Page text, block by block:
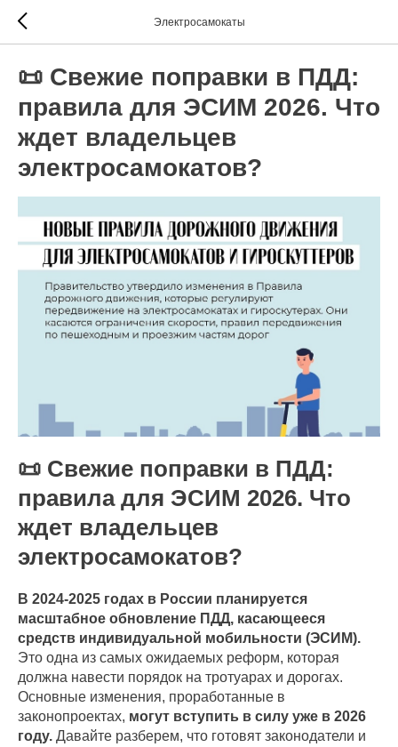
Электросамокаты
📜 Свежие поправки в ПДД:
правила для ЭСИМ 2026. Что
ждет владельцев
электросамокатов?
📜 Свежие поправки в ПДД:
правила для ЭСИМ 2026. Что
ждет владельцев
электросамокатов?
В 2024-2025 годах в России планируется
масштабное обновление ПДД, касающееся
средств индивидуальной мобильности (ЭСИМ).
Это одна из самых ожидаемых реформ, которая
должна навести порядок на тротуарах и дорогах.
Основные изменения, проработанные в
законопроектах, могут вступить в силу уже в 2026
году. Давайте разберем, что готовят законодатели и